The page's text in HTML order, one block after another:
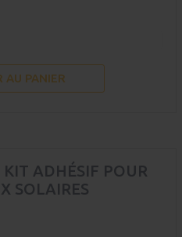
AU PANIER
ADHÉSIF POUR
SOLAIRES